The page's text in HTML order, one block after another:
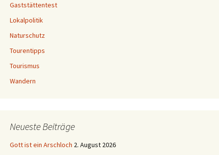
Gaststättentest
Lokalpolitik
Naturschutz
Tourentipps
Tourismus
Wandern
Neueste Beiträge
Gott ist ein Arschloch 2. August 2026